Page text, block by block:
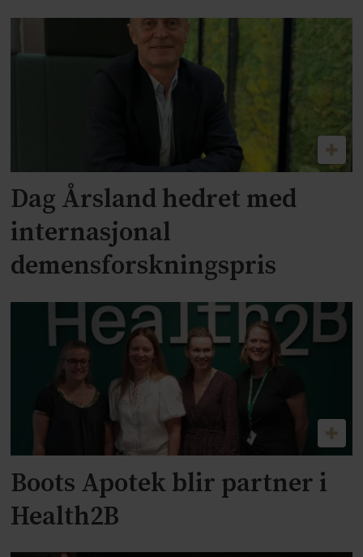
Dag Årsland hedret med
internasjonal
demensforskningspris
Boots Apotek blir partner i
Health2B